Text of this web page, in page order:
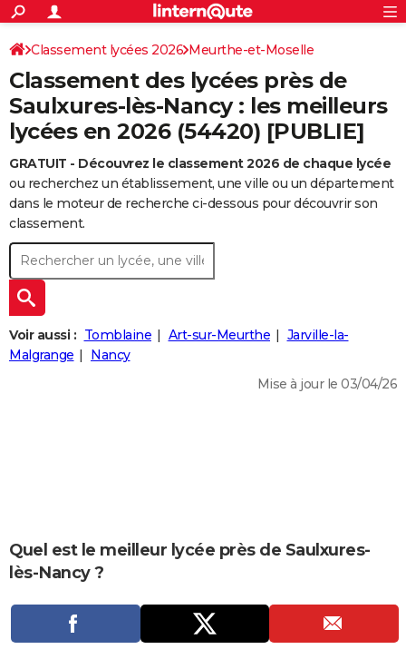
ACTUALITÉS
Politique
Société
Faits Divers
Education
Monde
Villes
+
SPORT
Coupe du monde 2026
Football
Tennis
Cyclisme
Rugby
Forum
CULTURE
Programme TV
TNT
Streaming
Cinéma
Sorties cinéma
Musique
+FINANCE
Retraite
Impôts
Epargne
Immobilier
Risques naturels par ville
Banque
Assurance
Crédit
AUTO
Essais
Réserver un essai
Citadines
Berlines
SUV
Forum auto
+
HIGH-TECH
BRICOLAGE
Forum
Aménagement intérieur
Extérieur
Cuisine
Salle de bains
Jardinage
Rangement
+WEEK-END
Guides de France
Escapades
Patrimoine
Expositions
Musées
Week-end nature
+
LIFESTYLE
Art de vivre
Bien-être
Loisirs
Mode
Modes de vie
+SANTE
Carte de Noël
Carte Bonne année
Carte Saint-Valentin
Carte Pâques
Carte d'anniversaire
DICTIONNAIRE
Dictionnaire
Biographies
Citations
Expressions
Proverbes
PROGRAMME TV
Rechercher
S'inscrire
Connexion
Classement lycées 2026 Meurthe-et-Moselle
Classement des lycées près de
Saulxures-lès-Nancy : les meilleurs
lycées en 2026 (54420) [PUBLIE]
GRATUIT - Découvrez le classement 2026 de chaque lycée
ou recherchez un établissement, une ville ou un département
dans le moteur de recherche ci-dessous pour découvrir son
classement.
Voir aussi : Tomblaine Art-sur-Meurthe
Jarville-la-
Malgrange
Nancy
Mise à jour le 03/04/26
Quel est le meilleur lycée près de Saulxures-
lès-Nancy ?